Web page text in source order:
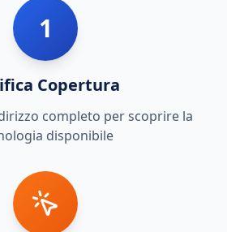
1
Copertura
completo per scoprire la
disponibile